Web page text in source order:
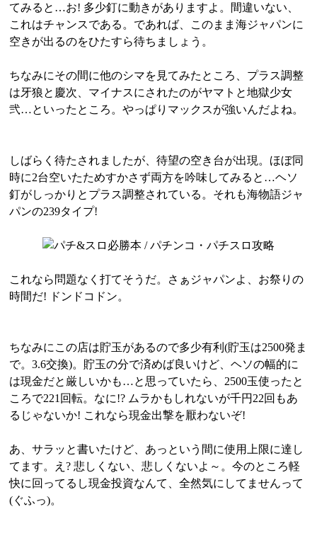
てみると…お! 多少釘に動きがありますよ。間違いない、
これはチャンスである。であれば、このまま海ジャパンに
空きが出るのをひたすら待ちましょう。
ちなみにその間に他のシマを見てみたところ、プラス調整
は牙狼と慶次、マイナスにされたのがヤマトと地獄少女
弐…といったところ。やっぱりマックスが強いんだよね。
しばらく待たされましたが、待望の空き台が出現。ほぼ同
時に2台空いたためすかさず両方を吟味してみると…ヘソ
釘がしっかりとプラス調整されている。それも海物語ジャ
パンの239タイプ!
これなら問題なく打てそうだ。さぁジャパンよ、お祭りの
時間だ! ドンドコドン。
ちなみにこの店は貯玉があるので多少有利(貯玉は2500発ま
で。3.6交換)。貯玉の分で済めば良いけど、ヘソの幅的に
は現金だと厳しいかも…と思っていたら、2500玉使ったと
ころで221回転。なに!? ムラかもしれないが千円22回もあ
るじゃないか! これなら現金出撃を厭わないぞ!
あ、サラッと書いたけど、あっという間に使用上限に達し
てます。え? 悲しくない、悲しくないよ～。今のところ軽
快に回ってるし現金投資なんて、全然気にしてませんって
(ぐふっ)。